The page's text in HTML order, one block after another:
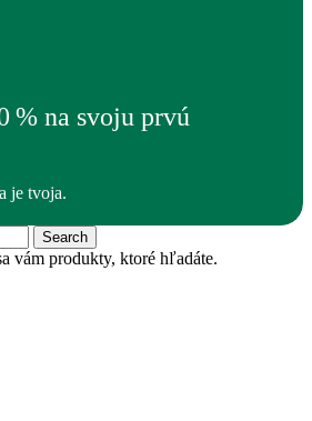
% na svoju prvú
je tvoja.
Search
vám produkty, ktoré hľadáte.